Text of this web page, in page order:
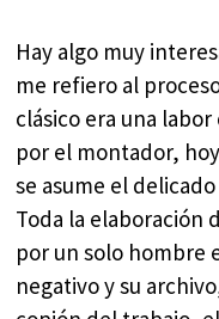
Hay algo muy
me refiero al
clásico era una
por el montador,
se asume el
Toda la elaboración
por un solo hombre
negativo y su